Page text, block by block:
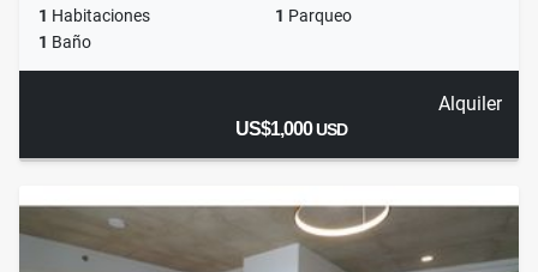
1 Habitaciones 1 Parqueo
1 Baño
Alquiler
US$1,000USD